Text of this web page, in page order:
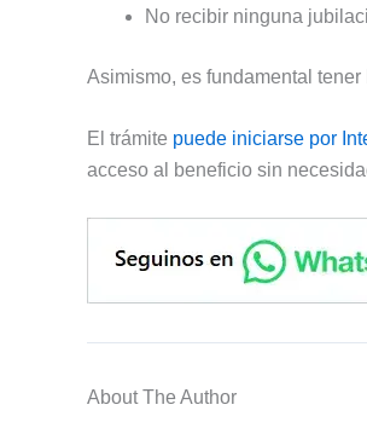
No recibir ninguna
Asimismo, es fundamental
El trámite puede iniciarse por
acceso al beneficio sin
About The Author